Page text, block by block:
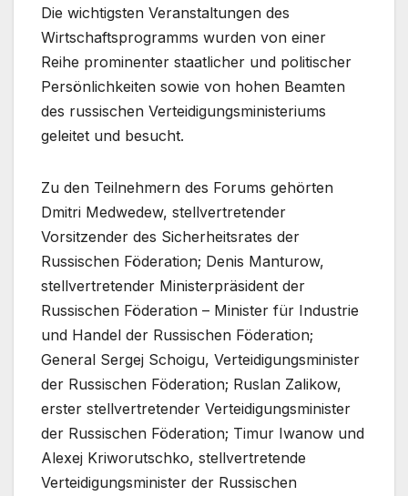
Die wichtigsten Veranstaltungen des
Wirtschaftsprogramms wurden von einer
Reihe prominenter staatlicher und politischer
Persönlichkeiten sowie von hohen Beamten
des russischen Verteidigungsministeriums
geleitet und besucht.
Zu den Teilnehmern des Forums gehörten
Dmitri Medwedew, stellvertretender
Vorsitzender des Sicherheitsrates der
Russischen Föderation; Denis Manturow,
stellvertretender Ministerpräsident der
Russischen Föderation – Minister für Industrie
und Handel der Russischen Föderation;
General Sergej Schoigu, Verteidigungsminister
der Russischen Föderation; Ruslan Zalikow,
erster stellvertretender Verteidigungsminister
der Russischen Föderation; Timur Iwanow und
Alexej Kriworutschko, stellvertretende
Verteidigungsminister der Russischen